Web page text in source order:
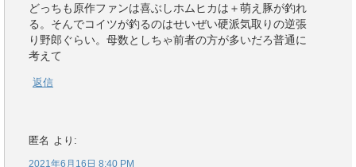
どっちも原作ファンは喜ぶしホムヒカは＋萌え豚が釣れ
る。そんでコイツが釣るのはせいぜい硬派気取りの逆張
り野郎ぐらい。母数としちゃ前者の方が多いだろ普通に
考えて
返信
匿名 より:
2021年6月16日 8:40 PM